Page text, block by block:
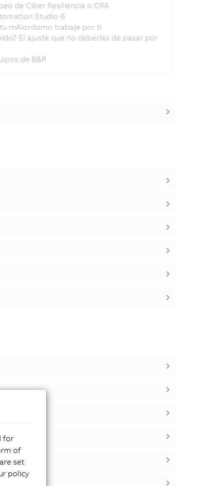
de Ciber Resiliencia o CRA
Studio 6
mAIordomo trabaje por ti
El ajuste que no deberías de pasar por
de B&R
for
of
set
policy